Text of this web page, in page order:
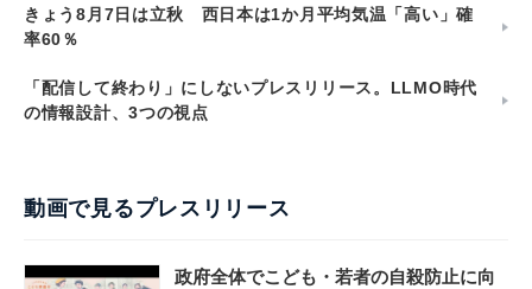
きょう8月7日は立秋 西日本は1か月平均気温「高い」確
率60％
「配信して終わり」にしないプレスリリース。LLMO時代
の情報設計、3つの視点
動画で見るプレスリリース
政府全体でこども・若者の自殺防止に向